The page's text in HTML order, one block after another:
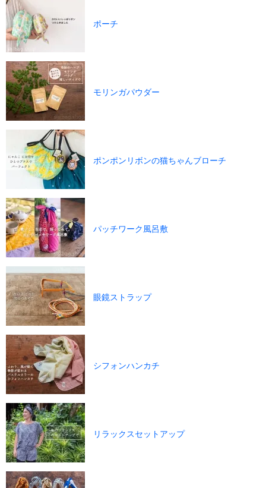
ポーチ
モリンガパウダー
ポンポンリボンの猫ちゃんブローチ
パッチワーク風呂敷
眼鏡ストラップ
シフォンハンカチ
リラックスセットアップ